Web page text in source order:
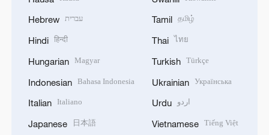
Hebrew עברית
Hindi हिन्दी
Hungarian Magyar
Indonesian Bahasa Indonesia
Italian Italiano
Japanese 日本語
Tamil தமிழ்
Thai ไทย
Turkish Türkçe
Ukrainian Українська
Urdu اردو
Vietnamese Tiếng Việt